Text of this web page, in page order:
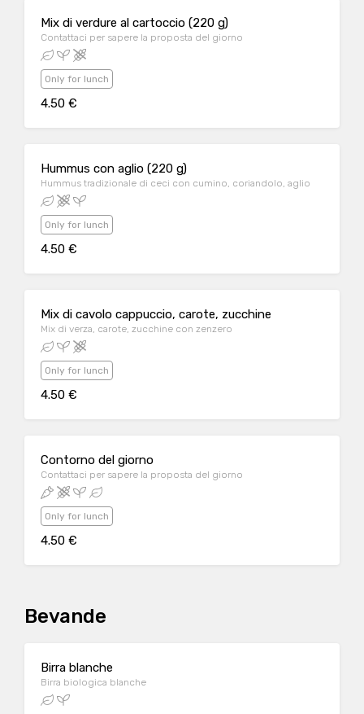
Mix di verdure al cartoccio (220 g)
Contattaci per sapere la proposta del giorno
Only for lunch
4.50 €
Hummus con aglio (220 g)
Hummus tradizionale di ceci con cumino, coriandolo, aglio
Only for lunch
4.50 €
Mix di cavolo cappuccio, carote, zucchine
Mix di verza, carote, zucchine con zenzero
Only for lunch
4.50 €
Contorno del giorno
Contattaci per sapere la proposta del giorno
Only for lunch
4.50 €
Bevande
Birra blanche
Birra biologica blanche